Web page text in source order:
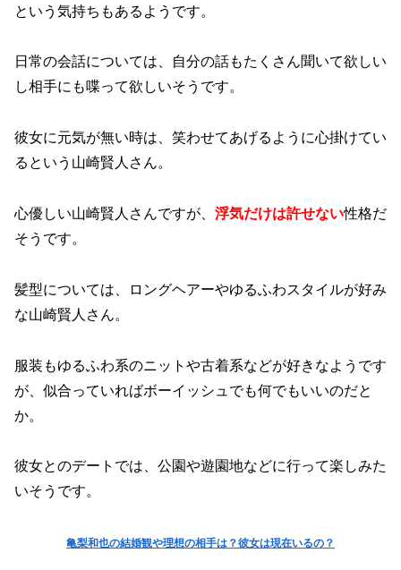
という気持ちもあるようです。
日常の会話については、自分の話もたくさん聞いて欲しい
し相手にも喋って欲しいそうです。
彼女に元気が無い時は、笑わせてあげるように心掛けてい
るという山崎賢人さん。
心優しい山崎賢人さんですが、 浮気だけは許せない性格だ
そうです。
髪型については、ロングヘアーやゆるふわスタイルが好み
な山崎賢人さん。
服装もゆるふわ系のニットや古着系などが好きなようです
が、似合っていればボーイッシュでも何でもいいのだと
か。
彼女とのデートでは、公園や遊園地などに行って楽しみた
いそうです。
亀梨和也の結婚観や理想の相手は？彼女は現在いるの？